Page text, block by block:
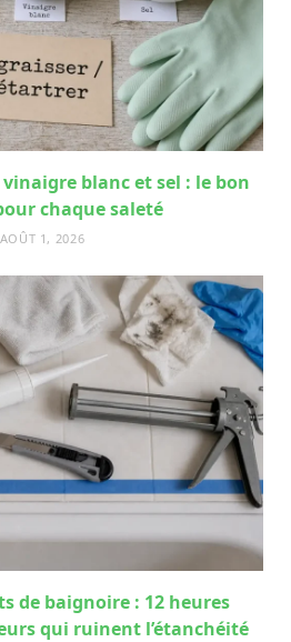
blanc et sel : le bon
chaque saleté
AOÛT 1, 2026
de baignoire : 12 heures
qui ruinent l’étanchéité